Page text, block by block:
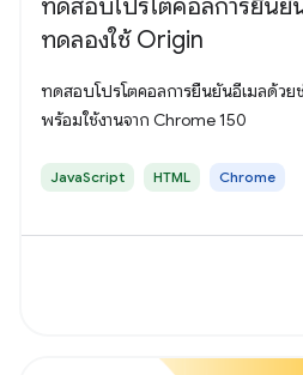
ทดสอบโปรโตคอลการยืนยั
ทดลองใช้ Origin
ทดสอบโปรโตคอลการยืนยันอีเมลด้วย
พร้อมใช้งานจาก Chrome 150
JavaScript HTML Chrome